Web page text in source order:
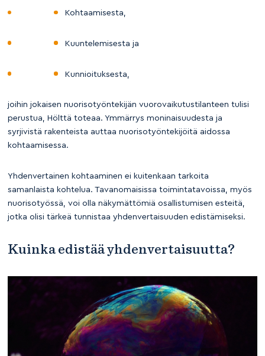
Kohtaamisesta,
Kuuntelemisesta ja
Kunnioituksesta,
joihin jokaisen nuorisotyöntekijän vuorovaikutustilanteen tulisi
perustua, Hölttä toteaa. Ymmärrys moninaisuudesta ja
syrjivistä rakenteista auttaa nuorisotyöntekijöitä aidossa
kohtaamisessa.
Yhdenvertainen kohtaaminen ei kuitenkaan tarkoita
samanlaista kohtelua. Tavanomaisissa toimintatavoissa, myös
nuorisotyössä, voi olla näkymättömiä osallistumisen esteitä,
jotka olisi tärkeä tunnistaa yhdenvertaisuuden edistämiseksi.
Kuinka edistää yhdenvertaisuutta?